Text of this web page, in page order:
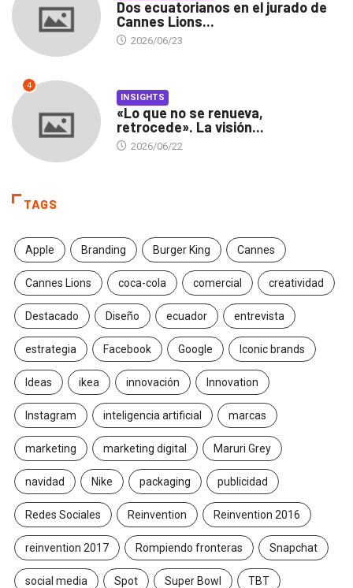
Dos ecuatorianos en el jurado de
Cannes Lions...
2026/06/23
4
INSIGHTS
«Lo que no se renueva,
retrocede». La visión...
2026/06/22
TAGS
Apple Branding Burger King Cannes
Cannes Lions coca-cola comercial creatividad
Destacado Diseño ecuador entrevista
estrategia Facebook Google Iconic brands
Ideas ikea innovación Innovation
Instagram inteligencia artificial marcas
marketing marketing digital Maruri Grey
navidad Nike packaging publicidad
Redes Sociales Reinvention Reinvention 2016
reinvention 2017 Rompiendo fronteras Snapchat
social media Spot Super Bowl TBT